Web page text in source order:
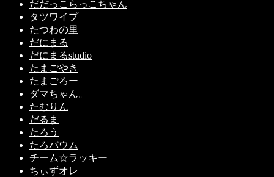
だだっこらっこちゃん
タツワイプ
たつわの里
だにまる
だにまるstudio
たまごやき
たまごろー
ダマちゃん。
たむりん
だるま
たろう
たろバウム
チーム☆ラッキー
ちぃずオレ